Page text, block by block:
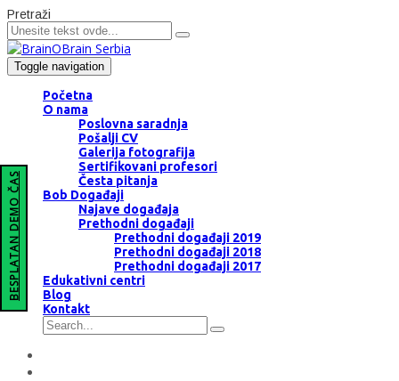
BESPLATAN DEMO ČAS
Pretraži
Toggle navigation
Početna
O nama
Poslovna saradnja
Pošalji CV
Galerija fotografija
Sertifikovani profesori
Česta pitanja
Bob Događaji
Najave događaja
Prethodni događaji
Prethodni događaji 2019
Prethodni događaji 2018
Prethodni događaji 2017
Edukativni centri
Blog
Kontakt